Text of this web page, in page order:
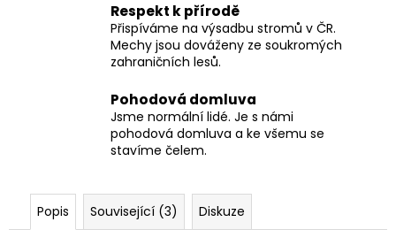
Respekt k přírodě
Přispíváme na výsadbu stromů v ČR.
Mechy jsou dováženy ze soukromých
zahraničních lesů.
Pohodová domluva
Jsme normální lidé. Je s námi
pohodová domluva a ke všemu se
stavíme čelem.
Popis Související (3) Diskuze